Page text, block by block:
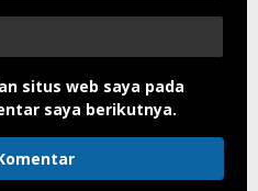
situs web saya pada
saya berikutnya.